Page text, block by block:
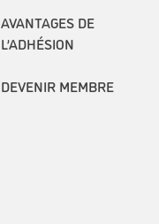
AVANTAGES DE
L’ADHÉSION
DEVENIR MEMBRE